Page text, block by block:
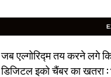
जब एल्गोरिद्म तय करने लगे
डिजिटल इको चैंबर का खतरा :